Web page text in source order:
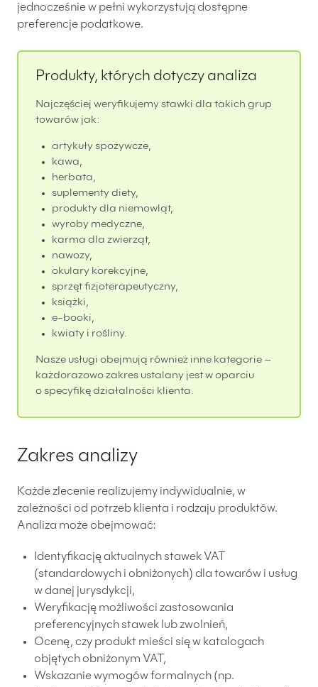
jednocześnie w pełni wykorzystują dostępne
preferencje podatkowe.
Produkty, których dotyczy analiza
Najczęściej weryfikujemy stawki dla takich grup
towarów jak:
artykuły spożywcze,
kawa,
herbata,
suplementy diety,
produkty dla niemowląt,
wyroby medyczne,
karma dla zwierząt,
nawozy,
okulary korekcyjne,
sprzęt fizjoterapeutyczny,
książki,
e-booki,
kwiaty i rośliny.
Nasze usługi obejmują również inne kategorie –
każdorazowo zakres ustalany jest w oparciu
o specyfikę działalności klienta.
Zakres analizy
Każde zlecenie realizujemy indywidualnie, w
zależności od potrzeb klienta i rodzaju produktów.
Analiza może obejmować:
Identyfikację aktualnych stawek VAT
(standardowych i obniżonych) dla towarów i usług
w danej jurysdykcji,
Weryfikację możliwości zastosowania
preferencyjnych stawek lub zwolnień,
Ocenę, czy produkt mieści się w katalogach
objętych obniżonym VAT,
Wskazanie wymogów formalnych (np.